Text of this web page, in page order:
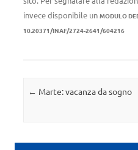
invece disponibile un MODULO
10.20371/INAF/2724-2641/604216
Navigazione articolo
← Marte: vacanza da sogno